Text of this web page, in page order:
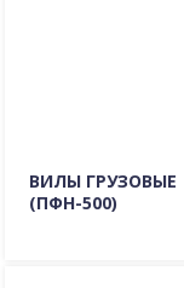
ВИЛЫ ГРУЗОВЫЕ
(ПФН-500)